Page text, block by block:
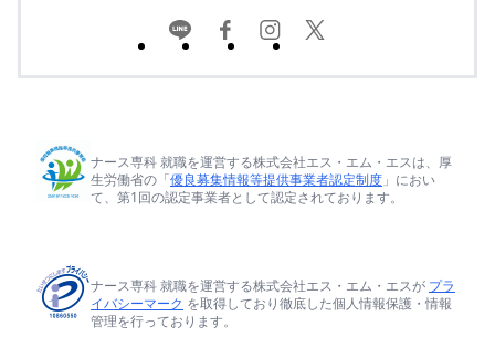
ナース専科 就職を運営する株式会社エス・エム・エスは、厚
生労働省の「優良募集情報等提供事業者認定制度 」におい
て、第1回の認定事業者として認定されております。
ナース専科 就職を運営する株式会社エス・エム・エスが プラ
イバシーマーク を取得しており徹底した個人情報保護・情報
管理を行っております。